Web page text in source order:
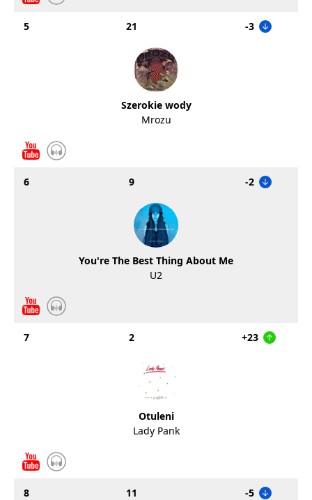
5 21 -3
Szerokie wody
Mrozu
6 9 -2
You're The Best Thing About Me
U2
7 2 +23
Otuleni
Lady Pank
8 11 -5